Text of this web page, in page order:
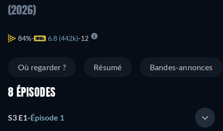
(2026)
84% 6.8 (442k) 12
Où regarder ? Résumé Bandes-annonces
8 ÉPISODES
S3 E1-Épisode 1